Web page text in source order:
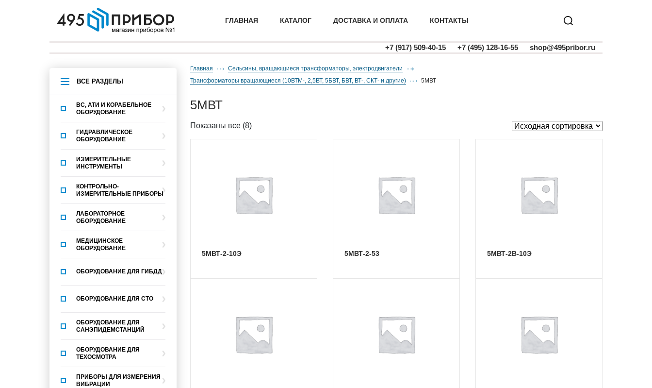
ГЛАВНАЯ КАТАЛОГ ДОСТАВКА И ОПЛАТА КОНТАКТЫ
+7 (917) 509-40-15 +7 (495) 128-16-55 shop@495pribor.ru
ВСЕ РАЗДЕЛЫ
ВС, АТИ И КОРАБЕЛЬНОЕ
ОБОРУДОВАНИЕ
ГИДРАВЛИЧЕСКОЕ
ОБОРУДОВАНИЕ
ИЗМЕРИТЕЛЬНЫЕ
ИНСТРУМЕНТЫ
КОНТРОЛЬНО-
ИЗМЕРИТЕЛЬНЫЕ ПРИБОРЫ
ЛАБОРАТОРНОЕ
ОБОРУДОВАНИЕ
МЕДИЦИНСКОЕ
ОБОРУДОВАНИЕ
ОБОРУДОВАНИЕ ДЛЯ ГИБДД
ОБОРУДОВАНИЕ ДЛЯ СТО
ОБОРУДОВАНИЕ ДЛЯ
САНЭПИДЕМСТАНЦИЙ
ОБОРУДОВАНИЕ ДЛЯ
ТЕХОСМОТРА
ПРИБОРЫ ДЛЯ ИЗМЕРЕНИЯ
ВИБРАЦИИ
Главная
Сельсины, вращающиеся трансформаторы, электродвигатели
трансформаторы вращающиеся (10ВТМ-, 2,5ВТ, 5БВТ, БВТ, ВТ-, СКТ- и другие)
5МВТ
5МВТ
Показаны все (8)
5МВТ-2-10Э 5МВТ-2-53 5МВТ-2В-10Э